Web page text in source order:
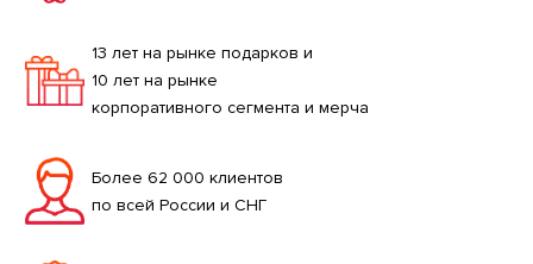
13 лет на рынке подарков и
10 лет на рынке
корпоративного сегмента и мерча
Более 62 000 клиентов
по всей России и СНГ